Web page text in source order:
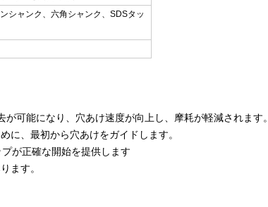
シャンク、六角シャンク、SDSタッ
可能になり、穴あけ速度が向上し、摩耗が軽減されます。
に、最初から穴あけをガイドします。
が正確な開始を提供します
ます。